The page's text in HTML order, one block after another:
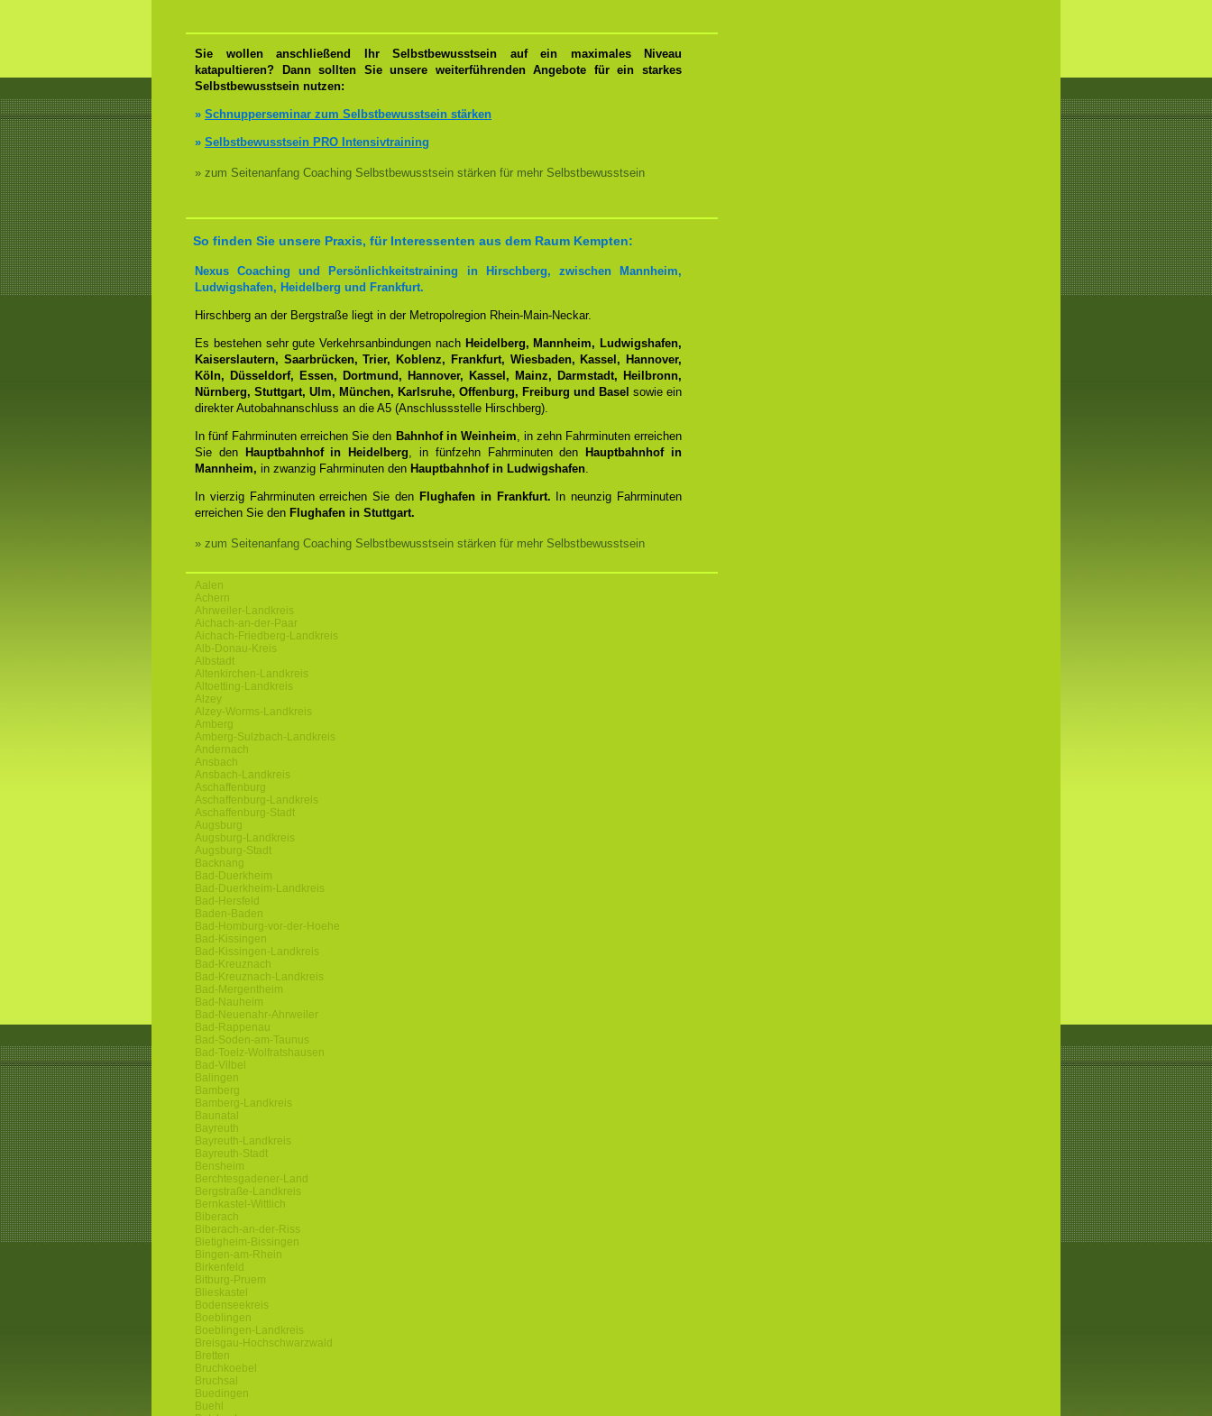
Sie wollen anschließend Ihr Selbstbewusstsein auf ein maximales Niveau
katapultieren? Dann sollten Sie unsere weiterführenden Angebote für ein starkes
Selbstbewusstsein nutzen:
» Schnupperseminar zum Selbstbewusstsein stärken
» Selbstbewusstsein PRO Intensivtraining
» zum Seitenanfang Coaching Selbstbewusstsein stärken für mehr Selbstbewusstsein
So finden Sie unsere Praxis, für Interessenten aus dem Raum Kempten:
Nexus Coaching und Persönlichkeitstraining in Hirschberg, zwischen Mannheim,
Ludwigshafen, Heidelberg und Frankfurt.
Hirschberg an der Bergstraße liegt in der Metropolregion Rhein-Main-Neckar.
Es bestehen sehr gute Verkehrsanbindungen nach Heidelberg, Mannheim, Ludwigshafen,
Kaiserslautern, Saarbrücken, Trier, Koblenz, Frankfurt, Wiesbaden, Kassel, Hannover,
Köln, Düsseldorf, Essen, Dortmund, Hannover, Kassel, Mainz, Darmstadt, Heilbronn,
Nürnberg, Stuttgart, Ulm, München, Karlsruhe, Offenburg, Freiburg und Basel sowie ein
direkter Autobahnanschluss an die A5 (Anschlussstelle Hirschberg).
In fünf Fahrminuten erreichen Sie den Bahnhof in Weinheim, in zehn Fahrminuten erreichen
Sie den
Hauptbahnhof in Heidelberg, in fünfzehn Fahrminuten den
Hauptbahnhof in
Mannheim, in zwanzig Fahrminuten den Hauptbahnhof in Ludwigshafen.
In vierzig Fahrminuten erreichen Sie den Flughafen in Frankfurt.
In neunzig Fahrminuten
erreichen Sie den Flughafen in Stuttgart.
» zum Seitenanfang Coaching Selbstbewusstsein stärken für mehr Selbstbewusstsein
Aalen
Achern
Ahrweiler-Landkreis
Aichach-an-der-Paar
Aichach-Friedberg-Landkreis
Alb-Donau-Kreis
Albstadt
Altenkirchen-Landkreis
Altoetting-Landkreis
Alzey
Alzey-Worms-Landkreis
Amberg
Amberg-Sulzbach-Landkreis
Andernach
Ansbach
Ansbach-Landkreis
Aschaffenburg
Aschaffenburg-Landkreis
Aschaffenburg-Stadt
Augsburg
Augsburg-Landkreis
Augsburg-Stadt
Backnang
Bad-Duerkheim
Bad-Duerkheim-Landkreis
Bad-Hersfeld
Baden-Baden
Bad-Homburg-vor-der-Hoehe
Bad-Kissingen
Bad-Kissingen-Landkreis
Bad-Kreuznach
Bad-Kreuznach-Landkreis
Bad-Mergentheim
Bad-Nauheim
Bad-Neuenahr-Ahrweiler
Bad-Rappenau
Bad-Soden-am-Taunus
Bad-Toelz-Wolfratshausen
Bad-Vilbel
Balingen
Bamberg
Bamberg-Landkreis
Baunatal
Bayreuth
Bayreuth-Landkreis
Bayreuth-Stadt
Bensheim
Berchtesgadener-Land
Bergstraße-Landkreis
Bernkastel-Wittlich
Biberach
Biberach-an-der-Riss
Bietigheim-Bissingen
Bingen-am-Rhein
Birkenfeld
Bitburg-Pruem
Blieskastel
Bodenseekreis
Boeblingen
Boeblingen-Landkreis
Breisgau-Hochschwarzwald
Bretten
Bruchkoebel
Bruchsal
Buedingen
Buehl